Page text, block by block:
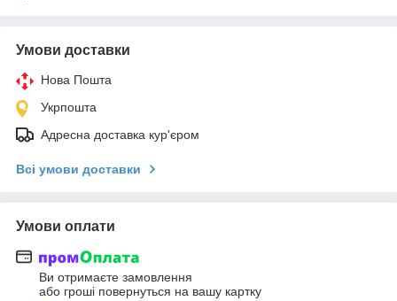
Умови доставки
Нова Пошта
Укрпошта
Адресна доставка кур'єром
Всі умови доставки
Умови оплати
Ви отримаєте замовлення
або гроші повернуться на вашу картку